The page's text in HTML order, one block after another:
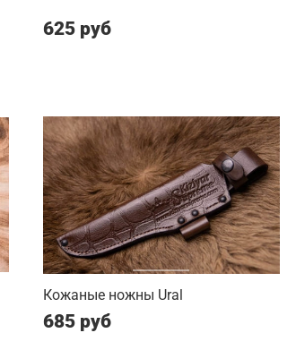
625 руб
Кожаные ножны Ural
685 руб